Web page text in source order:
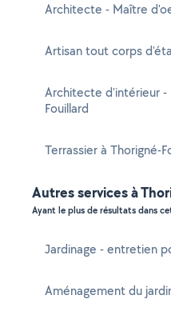
Architecte - Maître
Artisan tout corps
Architecte d'intérieur -
Fouillard
Terrassier à Thorigné-
Autres services à
Ayant le plus de résultats dans
Jardinage - entretien
Aménagement du